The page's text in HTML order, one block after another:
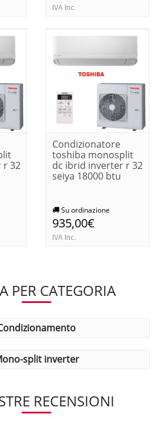
IVA Inc.
r 32
Condizionatore
toshiba monosplit
dc ibrid inverter r 32
seiya 18000 btu
Su ordinazione
935,00€
IVA Inc.
PER CATEGORIA
condizionamento
mono-split inverter
RECENSIONI